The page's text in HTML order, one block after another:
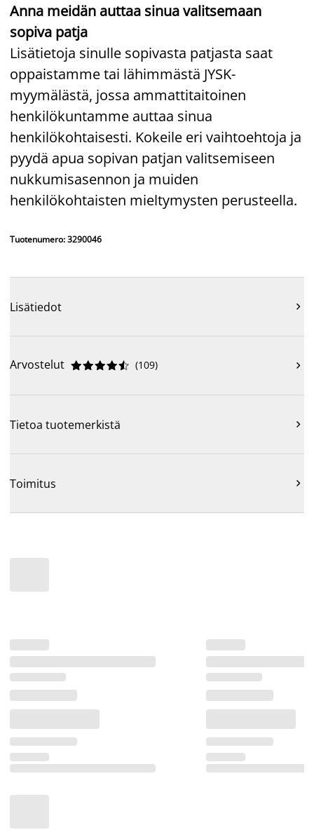
Anna meidän auttaa sinua valitsemaan
sopiva patja
Lisätietoja sinulle sopivasta patjasta saat
oppaistamme tai lähimmästä JYSK-
myymälästä, jossa ammattitaitoinen
henkilökuntamme auttaa sinua
henkilökohtaisesti. Kokeile eri vaihtoehtoja ja
pyydä apua sopivan patjan valitsemiseen
nukkumisasennon ja muiden
henkilökohtaisten mieltymysten perusteella.
Tuotenumero: 3290046
Lisätiedot 
Arvostelut 




 (109) 
Tietoa tuotemerkistä 
Toimitus 